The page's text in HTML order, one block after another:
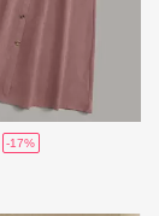
-17%